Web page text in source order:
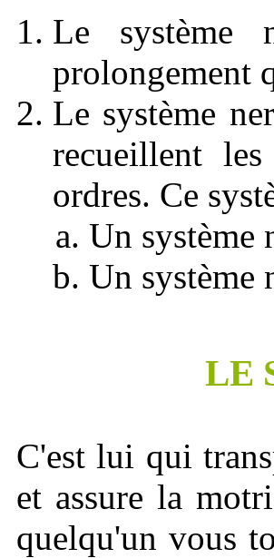
Le système
prolongement
Le système
recueillent
ordres. Ce
Un système
Un système
LE
C'est lui qui
et assure la
quelqu'un vous